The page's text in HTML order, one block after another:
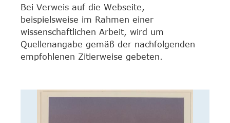
Bei Verweis auf die Webseite,
beispielsweise im Rahmen einer
wissenschaftlichen Arbeit, wird um
Quellenangabe gemäß der nachfolgenden
empfohlenen Zitierweise gebeten.